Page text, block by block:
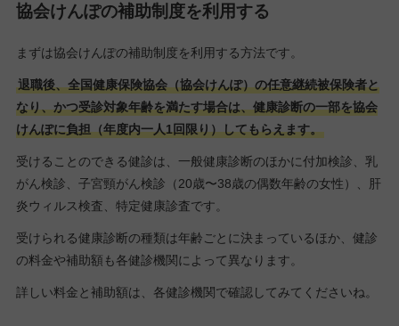
協会けんぽの補助制度を利用する
まずは協会けんぽの補助制度を利用する方法です。
退職後、全国健康保険協会（協会けんぽ）の任意継続被保険者と
なり、かつ受診対象年齢を満たす場合は、健康診断の一部を協会
けんぽに負担（年度内一人1回限り）してもらえます。
受けることのできる健診は、一般健康診断のほかに付加検診、乳
がん検診、子宮頸がん検診（20歳〜38歳の偶数年齢の女性）、肝
炎ウィルス検査、特定健康診査です。
受けられる健康診断の種類は年齢ごとに決まっているほか、健診
の料金や補助額も各健診機関によって異なります。
詳しい料金と補助額は、各健診機関で確認してみてくださいね。